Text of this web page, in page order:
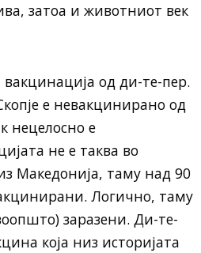
затоа и животниот век
вакцинација од ди-те-пер.
е невакцинирано од
нецелосно е
не е таква во
Македонија, таму над 90
Логично, таму
заразени. Ди-те-
која низ историјата